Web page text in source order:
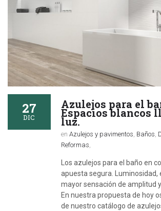
27
DIC
Azulejos para el
Espacios blancos
luz.
en Azulejos y pavimentos Baños
Reformas
Los azulejos para el baño en
apuesta segura. Luminosidad,
mayor sensación de amplitud
En nuestra propuesta de hoy
de nuestro catálogo de